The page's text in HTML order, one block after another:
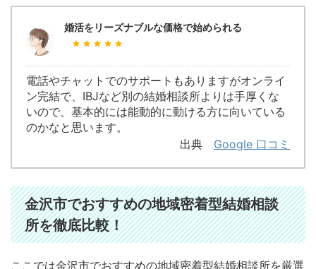
婚活をリーズナブルな価格で始められる
電話やチャットでのサポートもありますがオンライ
ン完結で、IBJなど別の結婚相談所よりは手厚くな
いので、基本的には能動的に動ける方に向いている
のかなと思います。
出典 Google 口コミ
金沢市でおすすめの地域密着型結婚相談
所を徹底比較！
ここでは金沢市でおすすめの地域密着型結婚相談所を厳選